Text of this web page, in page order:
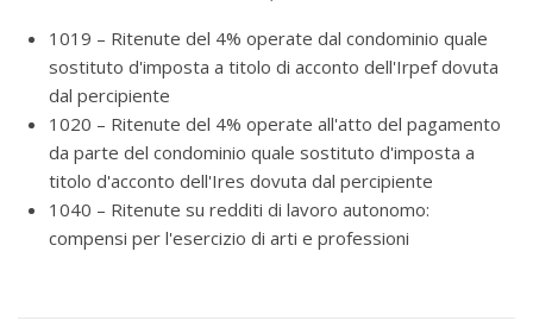
1019 – Ritenute del 4% operate dal condominio quale
sostituto d'imposta a titolo di acconto dell'Irpef dovuta
dal percipiente
1020 – Ritenute del 4% operate all'atto del pagamento
da parte del condominio quale sostituto d'imposta a
titolo d'acconto dell'Ires dovuta dal percipiente
1040 – Ritenute su redditi di lavoro autonomo:
compensi per l'esercizio di arti e professioni